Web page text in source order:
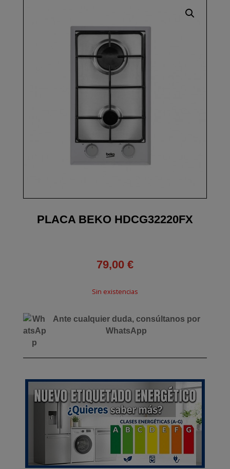
PLACA BEKO HDCG32220FX
79,00 €
Sin existencias
Ante cualquier duda, consúltanos por
WhatsApp